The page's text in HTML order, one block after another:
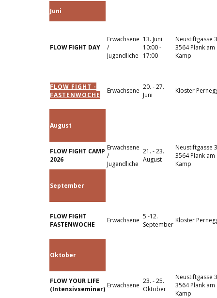
Juni
FLOW FIGHT DAY
Erwachsene
/
Jugendliche
13. Juni
10:00 -
17:00
Neustiftgasse 3
3564 Plank am
Kamp
FLOW FIGHT -
FASTENWOCHE
Erwachsene 20. - 27.
Juni
Kloster
August
FLOW FIGHT CAMP
2026
Erwachsene
/
Jugendliche
21. - 23.
August
Neustiftgasse 3
3564 Plank am
Kamp
September
FLOW FIGHT
FASTENWOCHE
Erwachsene 5.-12.
September
Kloster
Oktober
FLOW YOUR LIFE​
(Intensivseminar) Erwachsene
23. - 25.
Oktober
Neustiftgasse 3
3564 Plank am
Kamp